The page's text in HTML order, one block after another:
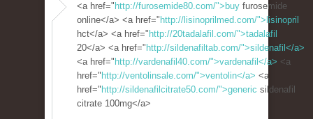
<a href=" http://furosemide80.com/">buy furosemide
online</a> <a href=" http://lisinoprilmed.com/">lisinopril
hct</a> <a href=" http://20tadalafil.com/">tadalafil
20</a> <a href=" http://sildenafiltab.com/">sildenafil</a>
<a href=" http://vardenafil40.com/">vardenafil</a> <a
href=" http://ventolinsale.com/">ventolin</a> <a
href=" http://sildenafilcitrate50.com/">generic sildenafil
citrate 100mg</a>